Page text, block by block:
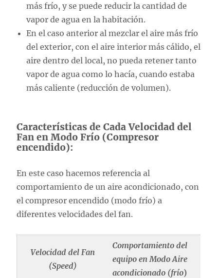
más frío, y se puede reducir la cantidad de
vapor de agua en la habitación.
En el caso anterior al mezclar el aire más frío
del exterior, con el aire interior más cálido, el
aire dentro del local, no pueda retener tanto
vapor de agua como lo hacía, cuando estaba
más caliente (reducción de volumen).
Características de Cada Velocidad del
Fan en Modo Frío (Compresor
encendido):
En este caso hacemos referencia al
comportamiento de un aire acondicionado, con
el compresor encendido (modo frío) a
diferentes velocidades del fan.
Velocidad del Fan
(Speed)
Comportamiento del
equipo en Modo Aire
acondicionado (frío)